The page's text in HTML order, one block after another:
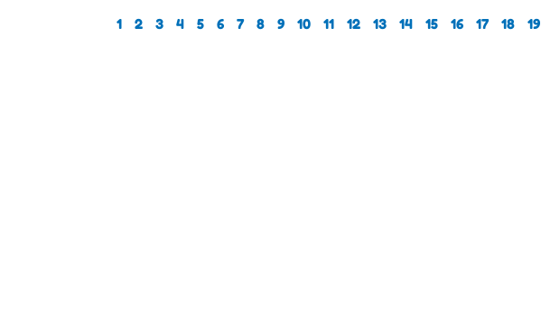
1 2 3 4 5 6 7 8 9 10 11 12 13 14 15 16 17 18 19